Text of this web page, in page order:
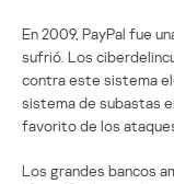
En 2009, PayPal fue
sufrió. Los
contra este sistema
sistema de subastas
favorito de los
Los grandes bancos